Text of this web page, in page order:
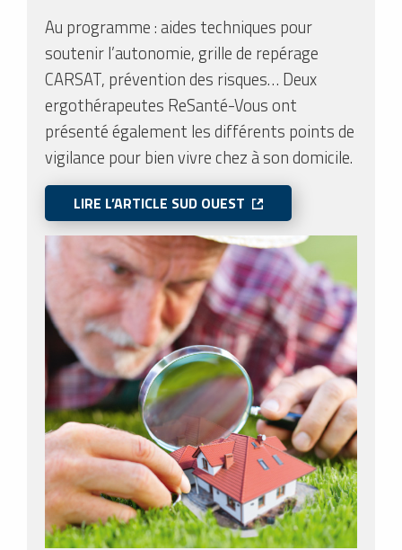
Au programme : aides techniques pour
soutenir l’autonomie, grille de repérage
CARSAT, prévention des risques… Deux
ergothérapeutes ReSanté-Vous ont
présenté également les différents points de
vigilance pour bien vivre chez à son domicile.
LIRE L’ARTICLE SUD OUEST